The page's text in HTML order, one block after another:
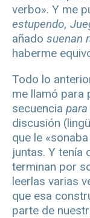
verbo». Y me
estupendo,
añado suenan
haberme
Todo lo
me llamó para
secuencia
discusión
que le
juntas. Y tenía
terminan por
leerlas varias
que esa
parte de